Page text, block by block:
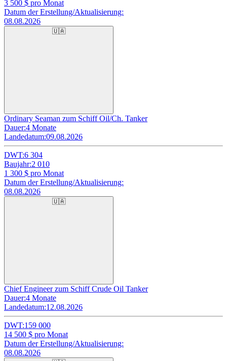
3 500 $ pro Monat
Datum der Erstellung/Aktualisierung:
08.08.2026
🇺🇦
Ordinary Seaman zum Schiff Oil/Ch. Tanker
Dauer:4 Monate
Landedatum:09.08.2026
DWT:6 304
Baujahr:2 010
1 300 $ pro Monat
Datum der Erstellung/Aktualisierung:
08.08.2026
🇺🇦
Chief Engineer zum Schiff Crude Oil Tanker
Dauer:4 Monate
Landedatum:12.08.2026
DWT:159 000
14 500 $ pro Monat
Datum der Erstellung/Aktualisierung:
08.08.2026